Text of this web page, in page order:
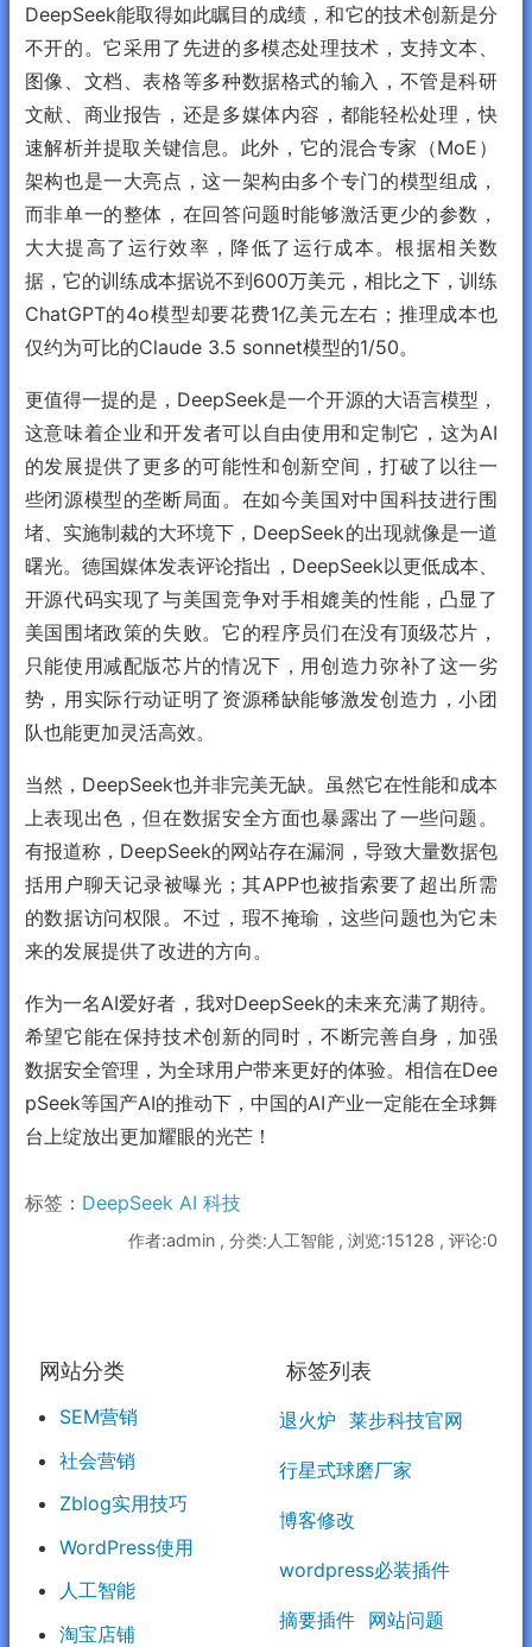
DeepSeek能取得如此瞩目的成绩，和它的技术创新是分
不开的。它采用了先进的多模态处理技术，支持文本、
图像、文档、表格等多种数据格式的输入，不管是科研
文献、商业报告，还是多媒体内容，都能轻松处理，快
速解析并提取关键信息。此外，它的混合专家（MoE）
架构也是一大亮点，这一架构由多个专门的模型组成，
而非单一的整体，在回答问题时能够激活更少的参数，
大大提高了运行效率，降低了运行成本。根据相关数
据，它的训练成本据说不到600万美元，相比之下，训练
ChatGPT的4o模型却要花费1亿美元左右；推理成本也
仅约为可比的Claude 3.5 sonnet模型的1/50。
更值得一提的是，DeepSeek是一个开源的大语言模型，
这意味着企业和开发者可以自由使用和定制它，这为AI
的发展提供了更多的可能性和创新空间，打破了以往一
些闭源模型的垄断局面。在如今美国对中国科技进行围
堵、实施制裁的大环境下，DeepSeek的出现就像是一道
曙光。德国媒体发表评论指出，DeepSeek以更低成本、
开源代码实现了与美国竞争对手相媲美的性能，凸显了
美国围堵政策的失败。它的程序员们在没有顶级芯片，
只能使用减配版芯片的情况下，用创造力弥补了这一劣
势，用实际行动证明了资源稀缺能够激发创造力，小团
队也能更加灵活高效。
当然，DeepSeek也并非完美无缺。虽然它在性能和成本
上表现出色，但在数据安全方面也暴露出了一些问题。
有报道称，DeepSeek的网站存在漏洞，导致大量数据包
括用户聊天记录被曝光；其APP也被指索要了超出所需
的数据访问权限。不过，瑕不掩瑜，这些问题也为它未
来的发展提供了改进的方向。
作为一名AI爱好者，我对DeepSeek的未来充满了期待。
希望它能在保持技术创新的同时，不断完善自身，加强
数据安全管理，为全球用户带来更好的体验。相信在Dee
pSeek等国产AI的推动下，中国的AI产业一定能在全球舞
台上绽放出更加耀眼的光芒！
标签： DeepSeek AI 科技
作者:admin , 分类:人工智能 , 浏览:15128 , 评论:0
网站分类
SEM营销
社会营销
Zblog实用技巧
WordPress使用
人工智能
淘宝店铺
标签列表
退火炉 莱步科技官网
行星式球磨厂家
博客修改
wordpress必装插件
摘要插件 网站问题